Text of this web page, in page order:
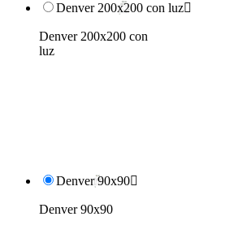
Denver 200x200 con luz
Denver 200x200 con
luz
Denver 90x90
Denver 90x90